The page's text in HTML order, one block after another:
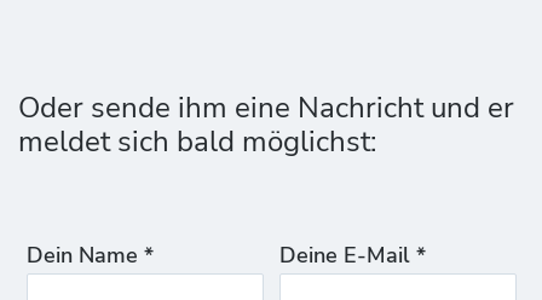
Oder sende ihm eine Nachricht und er
meldet sich bald möglichst:
Dein Name * Deine E-Mail *